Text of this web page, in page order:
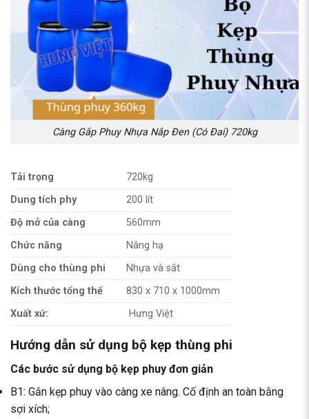
Càng Gắp Phuy Nhựa Nắp Đen (Có Đai) 720kg
Tải trọng
720kg
Dung tích phy
200 lít
Độ mở của càng
560mm
Chức năng
Nâng hạ
Dùng cho thùng phi
Nhựa và sắt
Kích thước tổng thể
830 x 710 x 1000mm
Xuất xứ:
Hưng Việt
Hướng dẫn sử dụng bộ kẹp thùng phi
Các bước sử dụng bộ kẹp phuy đơn giản
B1: Gắn kẹp phuy vào càng xe nâng. Cố định an toàn bằng
sợi xích;